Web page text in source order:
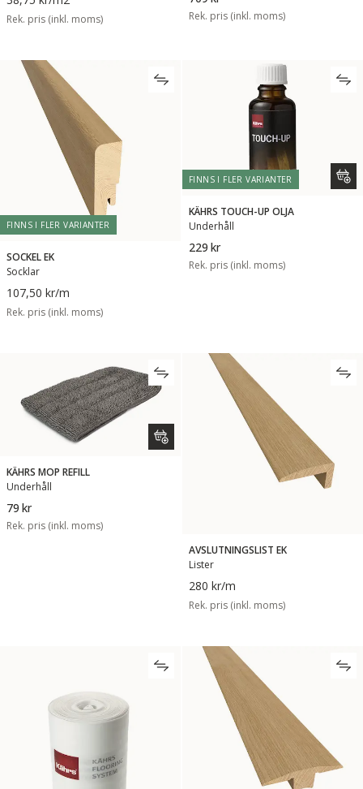
Rek. pris (inkl. moms) Rek. pris (inkl. moms)
FINNS I FLER VARIANTER
SOCKEL EK
Socklar
107,50 kr/m
Rek. pris (inkl. moms)
FINNS I FLER VARIANTER
KÄHRS TOUCH-UP OLJA
Underhåll
229 kr
Rek. pris (inkl. moms)
KÄHRS MOP REFILL
Underhåll
79 kr
Rek. pris (inkl. moms)
AVSLUTNINGSLIST EK
Lister
280 kr/m
Rek. pris (inkl. moms)